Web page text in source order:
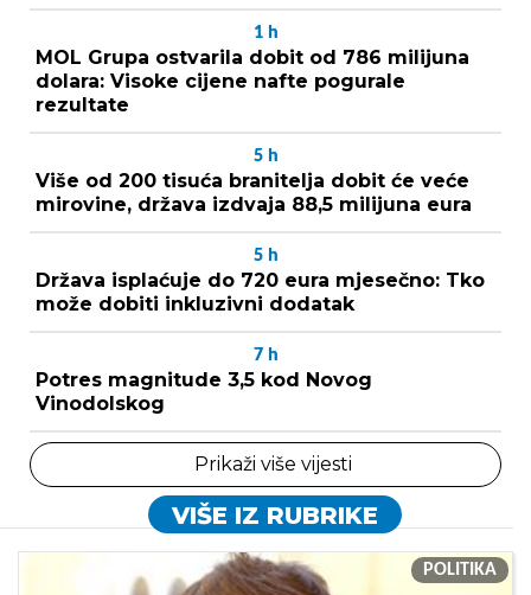
1 h
MOL Grupa ostvarila dobit od 786 milijuna
dolara: Visoke cijene nafte pogurale
rezultate
5 h
Više od 200 tisuća branitelja dobit će veće
mirovine, država izdvaja 88,5 milijuna eura
5 h
Država isplaćuje do 720 eura mjesečno: Tko
može dobiti inkluzivni dodatak
7 h
Potres magnitude 3,5 kod Novog
Vinodolskog
Prikaži više vijesti
VIŠE IZ RUBRIKE
POLITIKA